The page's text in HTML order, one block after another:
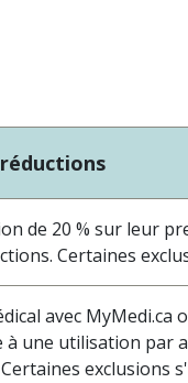
de 20 % sur leur
Certaines
avec MyMedi.ca
une utilisation par
exclusions